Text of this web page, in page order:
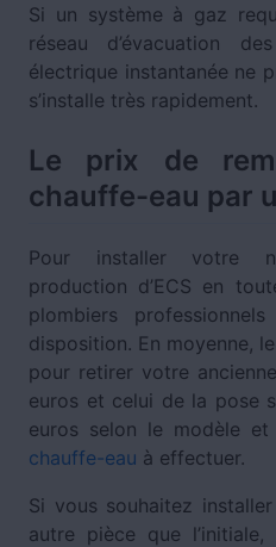
Si un système à gaz
réseau d’évacuation
électrique instantanée ne
s’installe très rapidement.
Le prix de
chauffe-eau par
Pour installer votre
production d’ECS en
plombiers
disposition. En moyenne,
pour retirer votre
euros et celui de la pose
euros selon le modèle et
chauffe-eau à effectuer.
Si vous souhaitez
autre pièce que